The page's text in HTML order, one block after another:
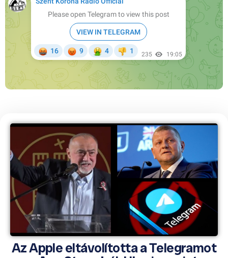
Az Apple eltávolította a Telegramot